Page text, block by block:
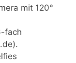
mit 120°
fach